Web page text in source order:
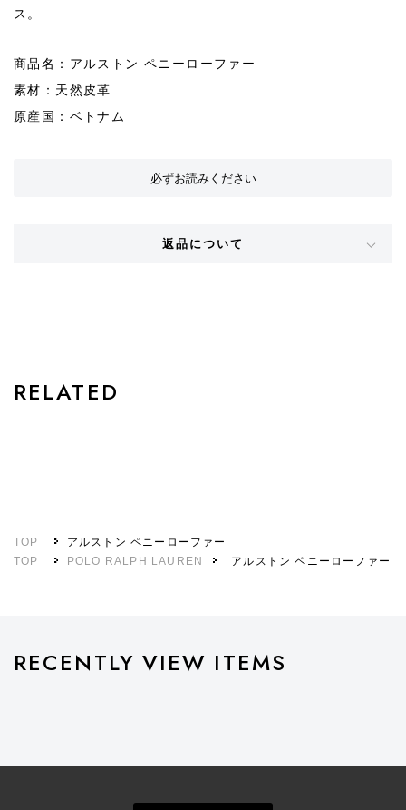
ス。
商品名：アルストン ペニーローファー
素材：天然皮革
原産国：ベトナム
必ずお読みください
返品について
RELATED
TOP
アルストン ペニーローファー
TOP
POLO RALPH LAUREN アルストン ペニーローファー
RECENTLY VIEW ITEMS